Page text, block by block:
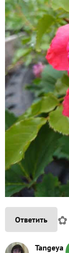
Ответить ✿
Tangeya